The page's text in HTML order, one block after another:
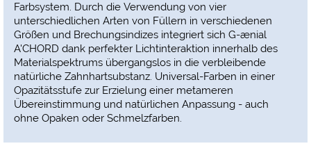
Farbsystem. Durch die Verwendung von vier
unterschiedlichen Arten von Füllern in verschiedenen
Größen und Brechungsindizes integriert sich G-ænial
A'CHORD dank perfekter Lichtinteraktion innerhalb des
Materialspektrums übergangslos in die verbleibende
natürliche Zahnhartsubstanz. Universal-Farben in einer
Opazitätsstufe zur Erzielung einer metameren
Übereinstimmung und natürlichen Anpassung - auch
ohne Opaken oder Schmelzfarben.